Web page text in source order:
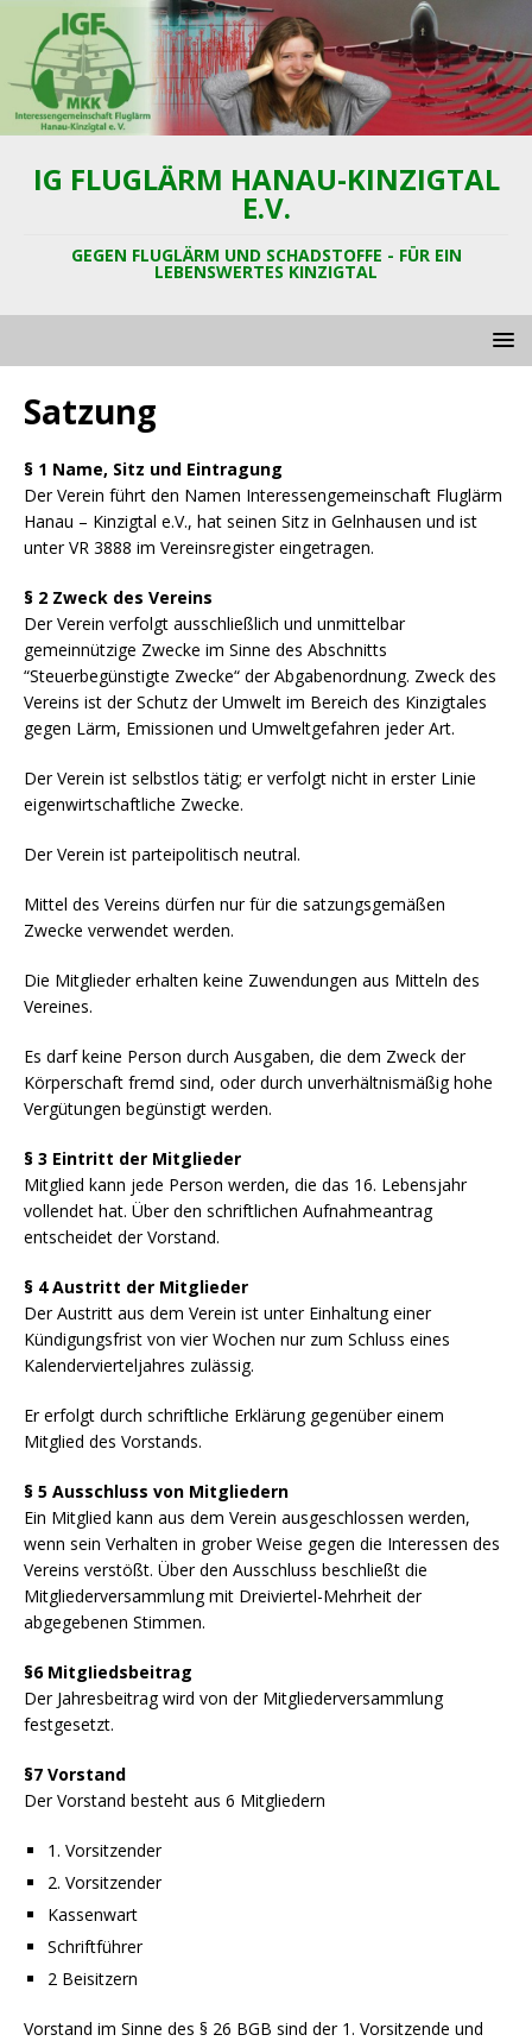
IG FLUGLÄRM HANAU-KINZIGTAL
E.V.
GEGEN FLUGLÄRM UND SCHADSTOFFE - FÜR EIN
LEBENSWERTES KINZIGTAL
Satzung
§ 1 Name, Sitz und Eintragung
Der Verein führt den Namen Interessengemeinschaft Fluglärm
Hanau – Kinzigtal e.V., hat seinen Sitz in Gelnhausen und ist
unter VR 3888 im Vereinsregister eingetragen.
§ 2 Zweck des Vereins
Der Verein verfolgt ausschließlich und unmittelbar
gemeinnützige Zwecke im Sinne des Abschnitts
“Steuerbegünstigte Zwecke“ der Abgabenordnung. Zweck des
Vereins ist der Schutz der Umwelt im Bereich des Kinzigtales
gegen Lärm, Emissionen und Umweltgefahren jeder Art.
Der Verein ist selbstlos tätig; er verfolgt nicht in erster Linie
eigenwirtschaftliche Zwecke.
Der Verein ist parteipolitisch neutral.
Mittel des Vereins dürfen nur für die satzungsgemäßen
Zwecke verwendet werden.
Die Mitglieder erhalten keine Zuwendungen aus Mitteln des
Vereines.
Es darf keine Person durch Ausgaben, die dem Zweck der
Körperschaft fremd sind, oder durch unverhältnismäßig hohe
Vergütungen begünstigt werden.
§ 3 Eintritt der Mitglieder
Mitglied kann jede Person werden, die das 16. Lebensjahr
vollendet hat. Über den schriftlichen Aufnahmeantrag
entscheidet der Vorstand.
§ 4 Austritt der Mitglieder
Der Austritt aus dem Verein ist unter Einhaltung einer
Kündigungsfrist von vier Wochen nur zum Schluss eines
Kalendervierteljahres zulässig.
Er erfolgt durch schriftliche Erklärung gegenüber einem
Mitglied des Vorstands.
§ 5 Ausschluss von Mitgliedern
Ein Mitglied kann aus dem Verein ausgeschlossen werden,
wenn sein Verhalten in grober Weise gegen die Interessen des
Vereins verstößt. Über den Ausschluss beschließt die
Mitgliederversammlung mit Dreiviertel-Mehrheit der
abgegebenen Stimmen.
§6 MitgIiedsbeitrag
Der Jahresbeitrag wird von der Mitgliederversammlung
festgesetzt.
§7 Vorstand
Der Vorstand besteht aus 6 Mitgliedern
1. Vorsitzender
2. Vorsitzender
Kassenwart
Schriftführer
2 Beisitzern
Vorstand im Sinne des § 26 BGB sind der 1. Vorsitzende und